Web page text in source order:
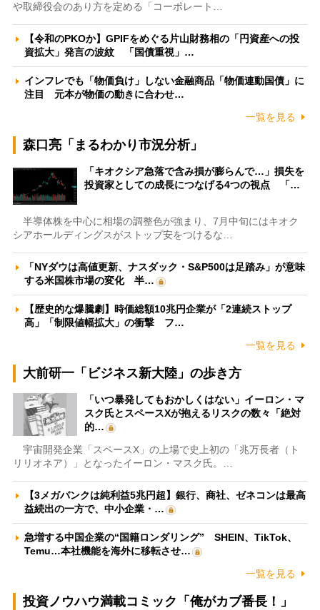
や取締役会のあり方を定める「コーポレート…
【令和のPKOか】GPIFをめぐる片山財務相の「円資産への投
資拡大」発言の波紋 「国債重視」…
インフレでも「物価負け」しない金融商品「物価連動国債」に
注目 元本が物価の動きに合わせ…
一覧を見る
森口亮「まるわかり市況分析」
「キオクシア急落で含み損が膨らんで…」損失を
投資家としての成長につなげる4つの視点 「…
半導体株を中心に相場の調整色が強まり、7月中旬にはキオク
シアホールディングスがストップ安をつけるな…
「NYダウは高値更新、ナスダック・S&P500は足踏み」が意味
する米国株市場の変化 半…
【歴史的な爆騰劇】時価総額10兆円企業が「2連続ストップ
高」「制限値幅拡大」の衝撃 フ…
一覧を見る
大前研一「ビジネス新大陸」の歩き方
「いつ暴発してもおかしくはない」イーロン・マ
スク氏とスペースXが抱えるリスクの数々「絶対
的…
宇宙開発企業「スペースX」の上場で史上初の「兆万長者（ト
リリオネア）」となったイーロン・マスク氏。…
【3メガバンクは純利益5兆円超】銀行、商社、ゼネコンは最高
益続出の一方で、中小企業・…
急増する中国企業の“国籍ロンダリング” SHEIN、TikTok、
Temu…本社機能を海外に移転させ…
一覧を見る
投資ノウハウ満載コミック「俺がカブ番長！」